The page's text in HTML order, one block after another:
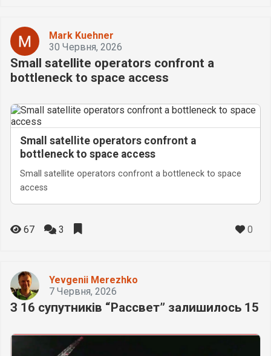
Mark Kuehner
30 Червня, 2026
Small satellite operators confront a
bottleneck to space access
Small satellite operators confront a
bottleneck to space access
Small satellite operators confront a bottleneck to space
access
67 3 0
Yevgenii Merezhko
7 Червня, 2026
З 16 супутників “Рассвет” залишилось 15